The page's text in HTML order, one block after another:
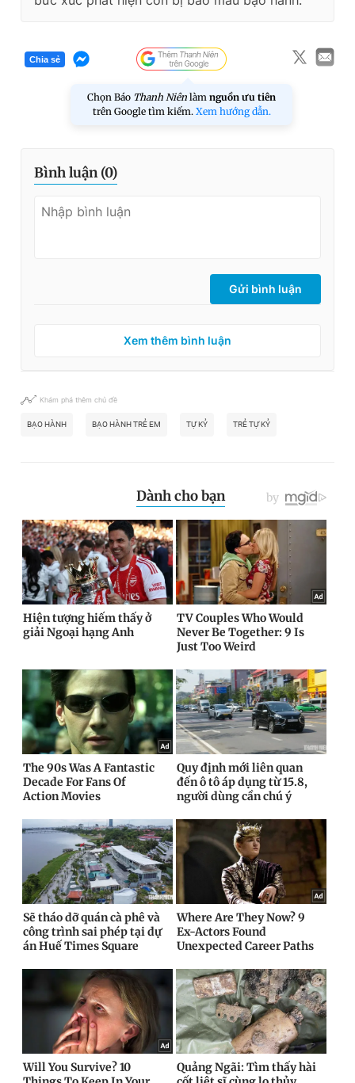
Chia sẻ
Chọn Báo Thanh Niên làm nguồn ưu tiên
trên Google tìm kiếm. Xem hướng dẫn.
Bình luận (0)
Gửi bình luận
Xem thêm bình luận
Khám phá thêm chủ đề
BẠO HÀNH BẠO HÀNH TRẺ EM TỰ KỶ TRẺ TỰ KỶ